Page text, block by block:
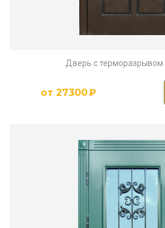
Дверь с терморазрывом
от 27300₽